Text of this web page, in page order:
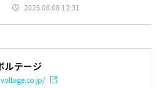
2026.08.08 12:31
ルテージ